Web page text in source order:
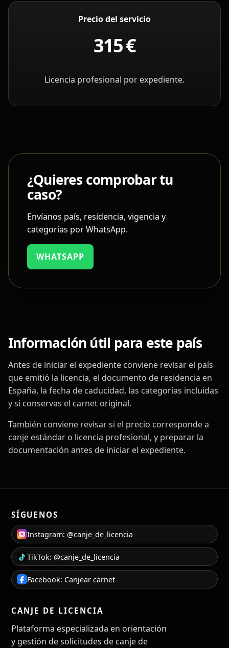
Precio del servicio
315 €
Licencia profesional por expediente.
¿Quieres comprobar tu
caso?
Envíanos país, residencia, vigencia y
categorías por WhatsApp.
WHATSAPP
Información útil para este país
Antes de iniciar el expediente conviene revisar el país
que emitió la licencia, el documento de residencia en
España, la fecha de caducidad, las categorías incluidas
y si conservas el carnet original.
También conviene revisar si el precio corresponde a
canje estándar o licencia profesional, y preparar la
documentación antes de iniciar el expediente.
SÍGUENOS
Instagram: @canje_de_licencia
TikTok: @canje_de_licencia
Facebook: Canjear carnet
CANJE DE LICENCIA
Plataforma especializada en orientación
y gestión de solicitudes de canje de